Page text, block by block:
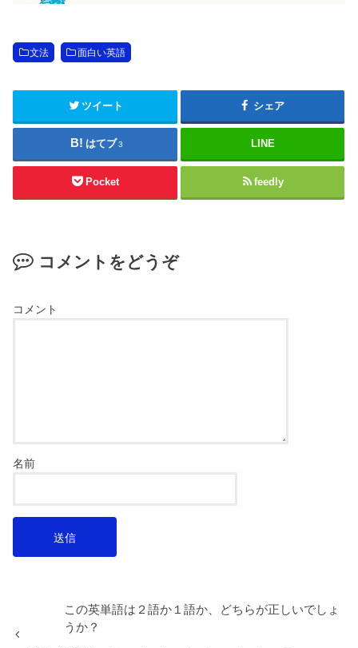
文法 面白い英語
ツイート シェア
はてブ 3 LINE
Pocket feedly
コメントをどうぞ
コメント
名前
この英単語は２語か１語か、どちらが正しいでしょ
うか？